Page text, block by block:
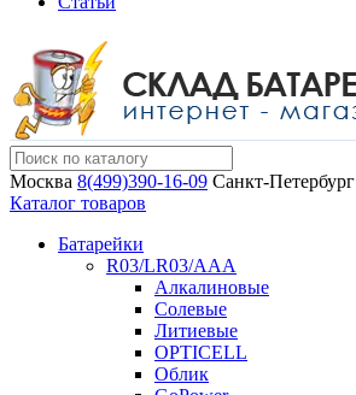
Москва 8(499)390-16-09 Санкт-Петербург
Каталог товаров
Батарейки
R03/LR03/AAA
Алкалиновые
Солевые
Литиевые
OPTICELL
Облик